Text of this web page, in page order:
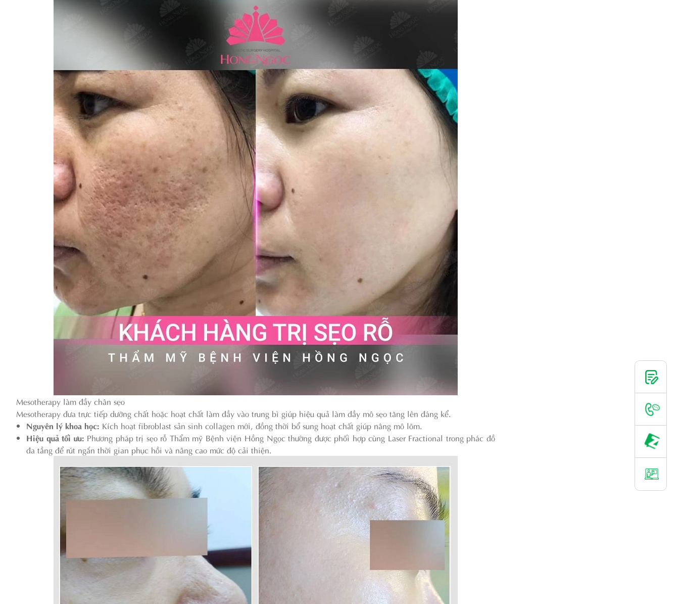
Mesotherapy làm đầy chân sẹo
Mesotherapy đưa trực tiếp dưỡng chất hoặc hoạt chất làm đầy vào trung bì giúp hiệu quả làm đầy mô sẹo tăng lên đáng kể.
Nguyên lý khoa học: Kích hoạt fibroblast sản sinh collagen mới, đồng thời bổ sung hoạt chất giúp nâng mô lõm.
Hiệu quả tối ưu: Phương pháp trị sẹo rỗ Thẩm mỹ Bệnh viện Hồng Ngọc thường được phối hợp cùng Laser Fractional trong phác đồ
đa tầng để rút ngắn thời gian phục hồi và nâng cao mức độ cải thiện.